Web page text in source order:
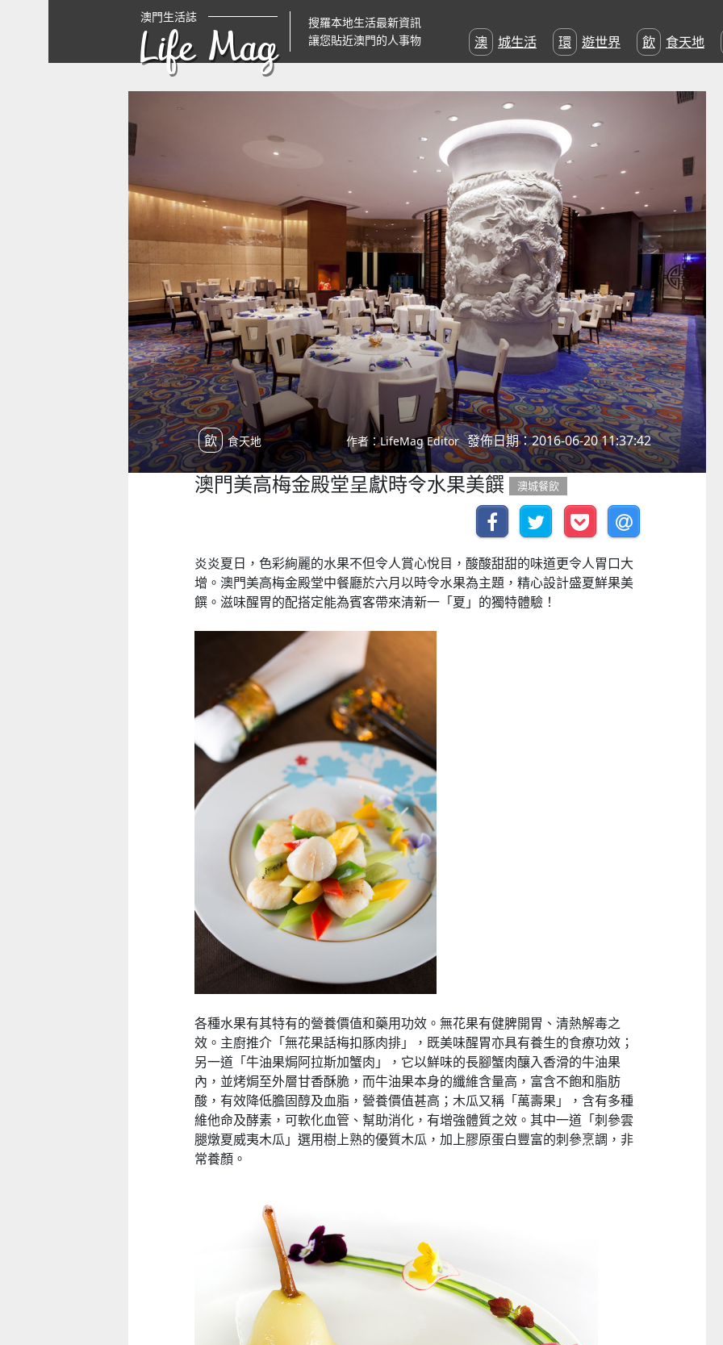
澳門生活誌
Life Mag
搜羅本地生活最新資訊
讓您貼近澳門的人事物
澳城生活 環遊世界 飲食天地
飲食天地 作者：LifeMag Editor 發佈日期：2016-06-20 11:37:42
澳門美高梅金殿堂呈獻時令水果美饌 澳城餐飲
炎炎夏日， 色彩絢麗的水果不但令人賞心悅目， 酸酸甜甜的味道更令人胃口大
增。 澳門美高梅金殿堂中餐廳於六月以時令水果為主題， 精心設計盛夏鮮果美
饌。滋味醒胃的配搭定能為賓客帶來清新一「夏」的獨特體驗！
各種水果有其特有的營養價值和藥用功效。無花果有健脾開胃、 清熱解毒之
效。主廚推介「無花果話梅扣豚肉排」， 既美味醒胃亦具有養生的食療功效；
另一道「牛油果焗阿拉斯加蟹肉」， 它以鮮味的長腳蟹肉釀入香滑的牛油果
內，並烤焗至外層甘香酥脆， 而牛油果本身的纖維含量高，富含不飽和脂肪
酸， 有效降低膽固醇及血脂，營養價值甚高；木瓜又稱「萬壽果」， 含有多種
維他命及酵素，可軟化血管、幫助消化，有增強體質之效。 其中一道「刺參雲
腿燉夏威夷木瓜」選用樹上熟的優質木瓜， 加上膠原蛋白豐富的刺參烹調，非
常養顏。
童心探秘澳門的“中國第一”系列──
移動寶籍
2026-07-18 至 2026-08-15
小眼晴「聽」大世界
2026-07-11 至 2026-08-29